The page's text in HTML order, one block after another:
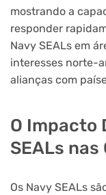
mostrando a
responder
Navy SEALs em
interesses norte-
alianças com
O Impacto
SEALs
Os Navy SEALs